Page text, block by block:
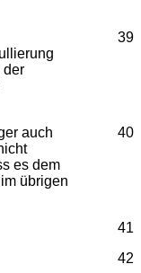
39
der
40
auch
es dem
übrigen
41
42